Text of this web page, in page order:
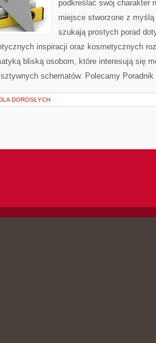
podkreślać swój charakter
miejsce stworzone z
szukają prostych porad
inspiracji oraz kosmetycznych
bliską osobom, które interesują się
schematów. Polecamy
DOROSŁYCH